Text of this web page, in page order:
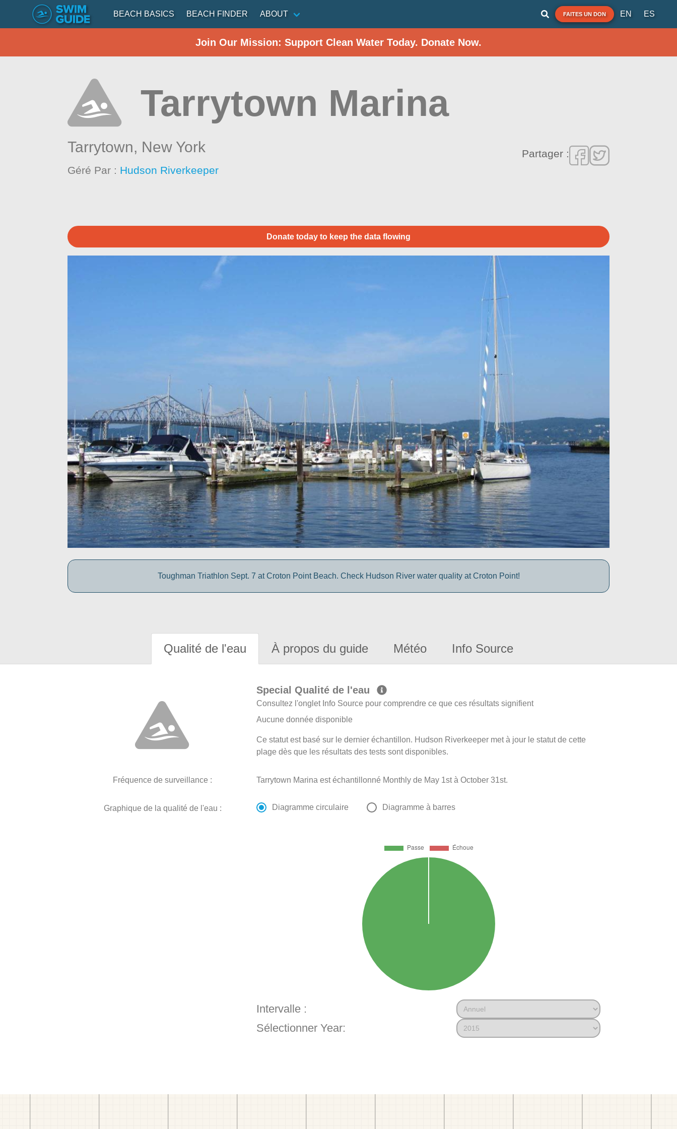
BEACH BASICS BEACH FINDER ABOUT FAITES UN DON EN ES
Join Our Mission: Support Clean Water Today. Donate Now.
Tarrytown Marina
Tarrytown, New York
Géré Par : Hudson Riverkeeper
Partager :
Donate today to keep the data flowing
Toughman Triathlon Sept. 7 at Croton Point Beach. Check Hudson River water quality at Croton Point!
Qualité de l'eau À propos du guide Météo Info Source
Special Qualité de l'eau
Consultez l'onglet Info Source pour comprendre ce que ces résultats signifient
Aucune donnée disponible
Ce statut est basé sur le dernier échantillon. Hudson Riverkeeper met à jour le statut de cette
plage dès que les résultats des tests sont disponibles.
Fréquence de surveillance : Tarrytown Marina est échantillonné Monthly de May 1st à October 31st.
Graphique de la qualité de l'eau : Diagramme circulaire Diagramme à barres
Intervalle :
Sélectionner Year: